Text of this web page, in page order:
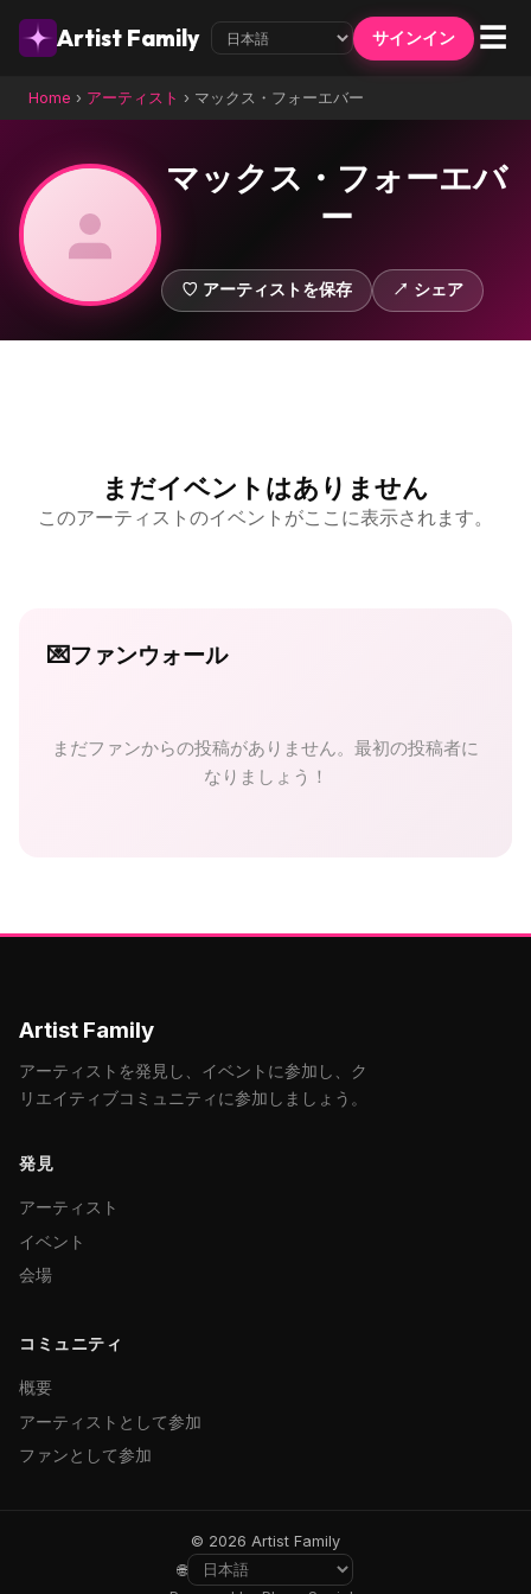
Artist Family サインイン ☰
Home › アーティスト › マックス・フォーエバー
マックス・フォーエバ
ー
♡ アーティストを保存 ↗ シェア
まだイベントはありません
このアーティストのイベントがここに表示されます。
💌ファンウォール
まだファンからの投稿がありません。最初の投稿者に
なりましょう！
Artist Family
アーティストを発見し、イベントに参加し、ク
リエイティブコミュニティに参加しましょう。
発見
アーティスト
イベント
会場
コミュニティ
概要
アーティストとして参加
ファンとして参加
© 2026 Artist Family
🌐